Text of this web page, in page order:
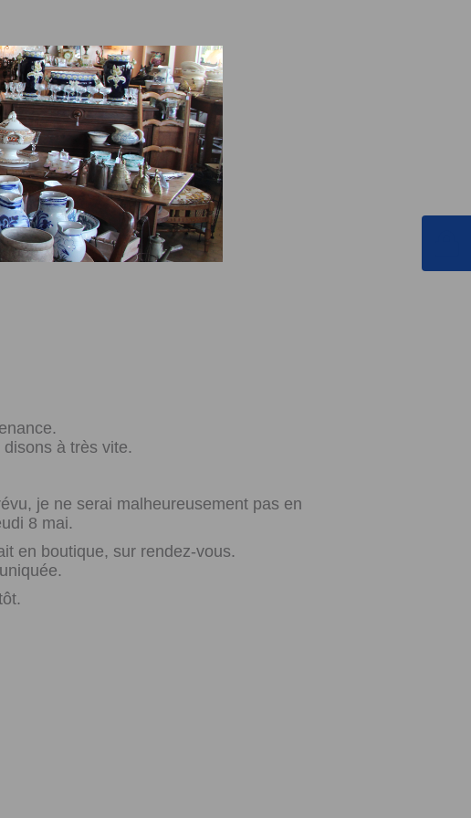
à très vite.
je ne serai malheureusement pas en
8 mai.
en boutique, sur rendez-vous.